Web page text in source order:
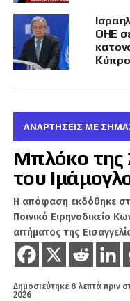
ΟΗΕ
ΑΝΑΡΤΗΣΕΙΣ ΜΕ
Μπλόκο της
του
Η απόφαση εκδόθηκε
Ποινικό Ειρηνοδικείο
αιτήματος της
Δημοσιεύτηκε 8 λεπτά πριν
2026